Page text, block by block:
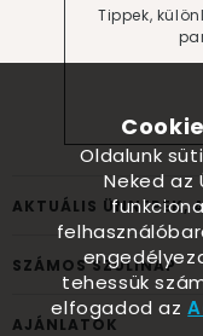
Tippek,
AKTUÁLIS ÜNNEPEK,
SZÁMOS SZÜLINAP
AJÁNLATOK
Oldalunk
Neked az
tehessük
elfogadod az